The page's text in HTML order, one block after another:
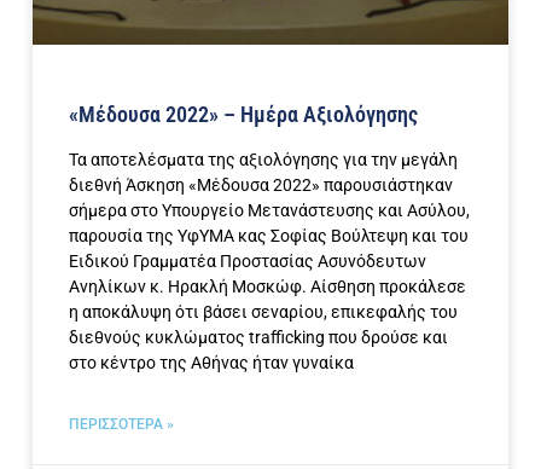
«Μέδουσα 2022» – Ημέρα Αξιολόγησης
Τα αποτελέσματα της αξιολόγησης για την μεγάλη
διεθνή Άσκηση «Μέδουσα 2022» παρουσιάστηκαν
σήμερα στο Υπουργείο Μετανάστευσης και Ασύλου,
παρουσία της ΥφΥΜΑ κας Σοφίας Βούλτεψη και του
Ειδικού Γραμματέα Προστασίας Ασυνόδευτων
Ανηλίκων κ. Ηρακλή Μοσκώφ. Αίσθηση προκάλεσε
η αποκάλυψη ότι βάσει σεναρίου, επικεφαλής του
διεθνούς κυκλώματος trafficking που δρούσε και
στο κέντρο της Αθήνας ήταν γυναίκα
ΠΕΡΙΣΣΟΤΕΡΑ »